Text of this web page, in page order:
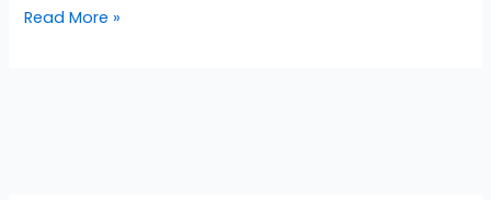
DEL
Read More »